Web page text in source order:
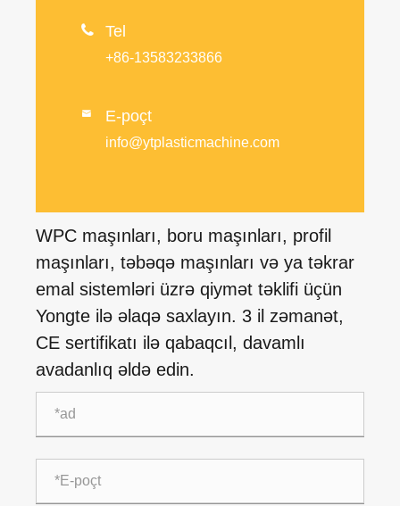
 Tel
+86-13583233866
 E-poçt
info@ytplasticmachine.com
WPC maşınları, boru maşınları, profil
maşınları, təbəqə maşınları və ya təkrar
emal sistemləri üzrə qiymət təklifi üçün
Yongte ilə əlaqə saxlayın. 3 il zəmanət,
CE sertifikatı ilə qabaqcıl, davamlı
avadanlıq əldə edin.